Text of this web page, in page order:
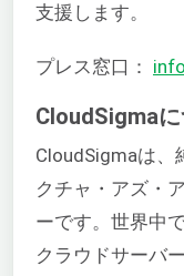
支援します。
プレス窓口：
CloudSigma
CloudSigmaは、
クチャ・アズ・
ーです。世界中
クラウドサーバ